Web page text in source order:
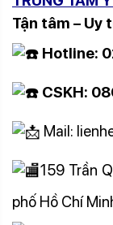
Tận tâm – Uy
Hotline:
CSKH:
Mail:
159 Trần
phố Hồ Chí